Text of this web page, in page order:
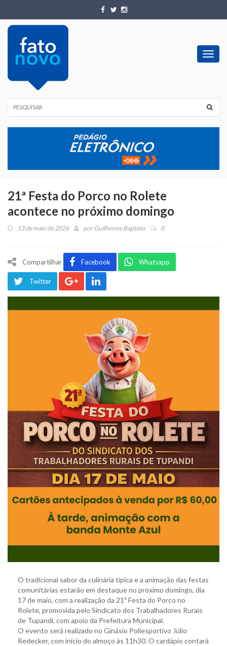
21ª Festa do Porco no Rolete
acontece no próximo domingo
13 de maio de 2026 porGuilherme Baptista 0
Compartilhar Facebook Whatsapp
Twitter
O tradicional sabor da culinária típica e a animação das festas
comunitárias estarão em destaque no próximo domingo, dia
17 de maio, com a realização da 21ª Festa do Porco no
Rolete, promovida pelo Sindicato dos Trabalhadores Rurais
de Tupandi, com apoio da Prefeitura Municipal.
O evento será realizado no Ginásio Poliesportivo Júlio
Redecker, com início do almoço às 11h30. O cardápio contará